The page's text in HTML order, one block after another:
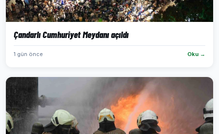
Çandarlı Cumhuriyet Meydanı açıldı
1 gün önce Oku →